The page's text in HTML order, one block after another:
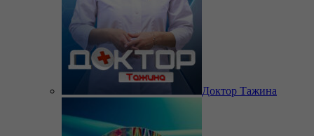
Доктор Тажина